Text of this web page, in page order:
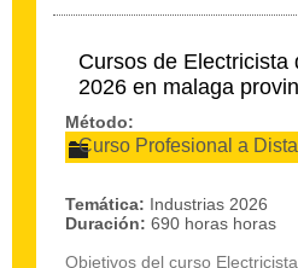
Cursos de Electricista
2026 en malaga
Método:
Curso Profesional a
Temática: Industrias 2026
Duración: 690 horas horas
Objetivos del curso